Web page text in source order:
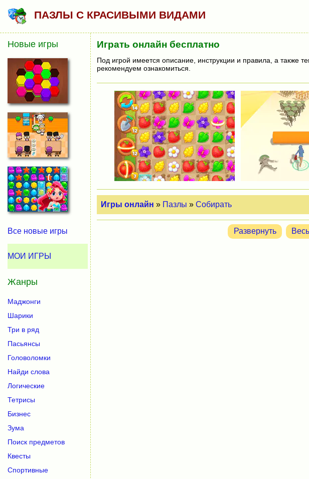
ПАЗЛЫ С КРАСИВЫМИ ВИДАМИ
Играть онлайн бесплатно
Под игрой имеется описание, инструкции и правила, а также
рекомендуем ознакомиться.
Игры онлайн » Пазлы » Собирать
Развернуть
Новые игры
Все новые игры
МОИ ИГРЫ
Жанры
Маджонги
Шарики
Три в ряд
Пасьянсы
Головоломки
Найди слова
Логические
Тетрисы
Бизнес
Зума
Поиск предметов
Квесты
Спортивные